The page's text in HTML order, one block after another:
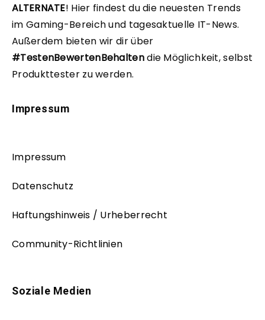
ALTERNATE! Hier findest du die neuesten Trends
im Gaming-Bereich und tagesaktuelle IT-News.
Außerdem bieten wir dir über
#TestenBewertenBehaltendie Möglichkeit, selbst
Produkttester zu werden.
Impressum
Impressum
Datenschutz
Haftungshinweis / Urheberrecht
Community-Richtlinien
Soziale Medien